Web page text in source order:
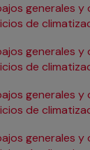
generales y
de
generales y
de
generales y
de
generales y